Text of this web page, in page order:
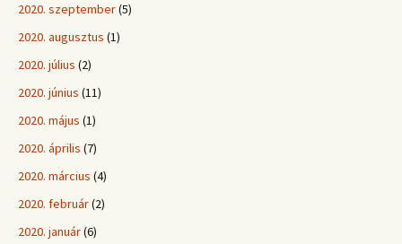
2020. szeptember(5)
2020. augusztus (1)
2020. július (2)
2020. június (11)
2020. május (1)
2020. április (7)
2020. március (4)
2020. február(2)
2020. január(6)